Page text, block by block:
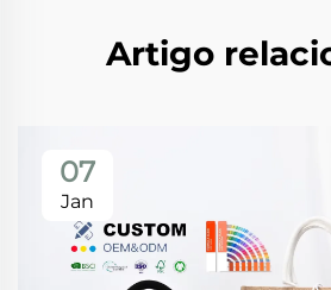
Artigo
07
Jan